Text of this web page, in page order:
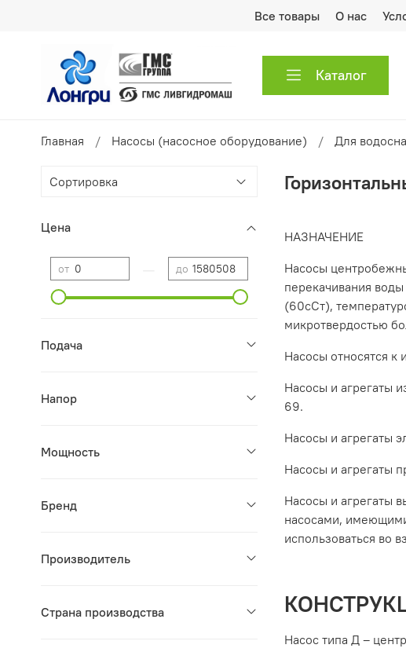
Все товары О нас
Каталог
Главная Насосы (насосное оборудование) Для
​НАЗНАЧЕНИЕ
Насосы
перекачивания
(60сСт),
микротвердостью
Насосы относятся
Насосы и агрегаты
69.
Насосы и агрегаты
Насосы и агрегаты
Насосы и агрегаты
насосами,
использоваться во
Насос типа Д –
Цена
от до
Подача
Напор
Мощность
Бренд
Производитель
Страна производства